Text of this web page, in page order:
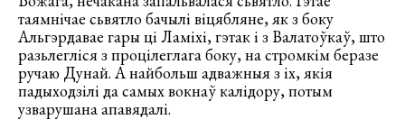
таямнічае сьвятло бачылі віцябляне, як з боку
Альгэрдавае гары ці Ламіхі, гэтак і з Валатоўкаў, што
разьлегліся з процілеглага боку, на стромкім беразе
ручаю Дунай. А найбольш адважныя з іх, якія
падыходзілі да самых вокнаў калідору, потым
узварушана апавядалі.